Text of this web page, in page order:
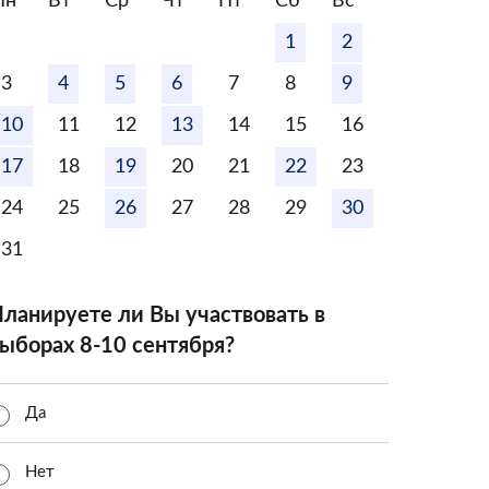
1 2
3 4 5 6 7 8 9
10 11 12 13 14 15 16
17 18 19 20 21 22 23
24 25 26 27 28 29 30
31
ли Вы участвовать в
8-10 сентября?
Да
Нет